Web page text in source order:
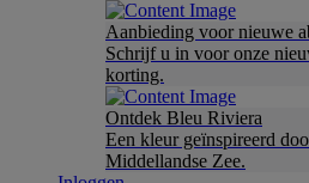
Aanbieding voor nieuwe
Schrijf u in voor onze
korting.
Ontdek Bleu Riviera
Een kleur geïnspireerd
Middellandse Zee.